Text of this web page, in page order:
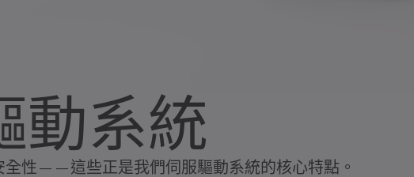
動系統
全性——這些正是我們伺服驅動系統的核心特點。